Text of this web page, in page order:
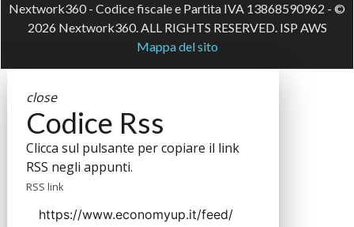
Nextwork360 - Codice fiscale e Partita IVA 13868590962 - ©
2026 Nextwork360. ALL RIGHTS RESERVED. ISP AWS
Mappa del sito
close
Codice Rss
Clicca sul pulsante per copiare il link
RSS negli appunti.
RSS link